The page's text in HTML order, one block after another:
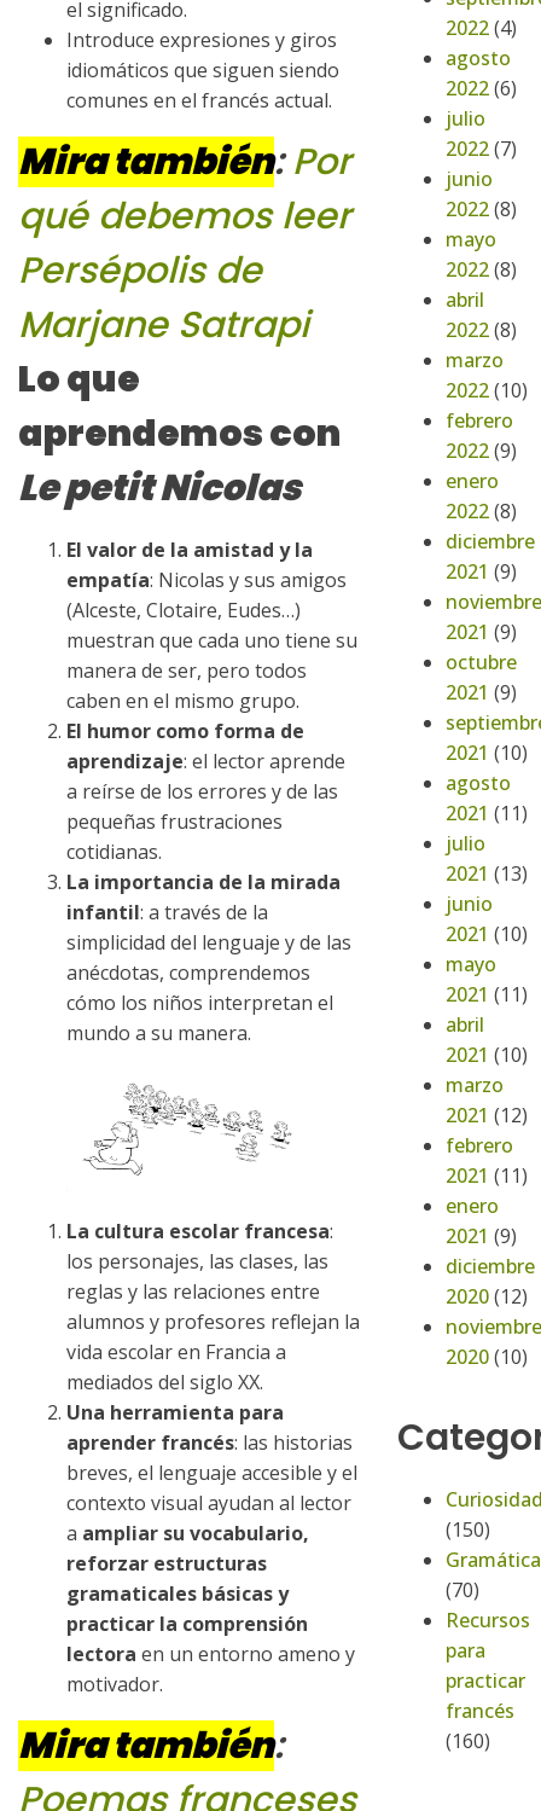
el significado.
Introduce expresiones y giros
idiomáticos que siguen siendo
comunes en el francés actual.
Mira también:Por
qué debemos leer
Persépolis de
Marjane Satrapi
Lo que
aprendemos con
Le petit Nicolas
El valor de la amistad y la
empatía: Nicolas y sus amigos
(Alceste, Clotaire, Eudes…)
muestran que cada uno tiene su
manera de ser, pero todos
caben en el mismo grupo.
El humor como forma de
aprendizaje: el lector aprende
a reírse de los errores y de las
pequeñas frustraciones
cotidianas.
La importancia de la mirada
infantil: a través de la
simplicidad del lenguaje y de las
anécdotas, comprendemos
cómo los niños interpretan el
mundo a su manera.
La cultura escolar francesa:
los personajes, las clases, las
reglas y las relaciones entre
alumnos y profesores reflejan la
vida escolar en Francia a
mediados del siglo XX.
Una herramienta para
aprender francés: las historias
breves, el lenguaje accesible y el
contexto visual ayudan al lector
a ampliar su vocabulario,
reforzar estructuras
gramaticales básicas y
practicar la comprensión
lectora en un entorno ameno y
motivador.
Mira también:
Poemas franceses
2022(4)
agosto
2022(6)
julio
2022(7)
junio
2022(8)
mayo
2022(8)
abril
2022(8)
marzo
2022(10)
febrero
2022(9)
enero
2022(8)
diciembre
2021 (9)
noviembre
2021 (9)
octubre
2021 (9)
2021 (10)
agosto
2021 (11)
julio
2021 (13)
junio
2021 (10)
mayo
2021 (11)
abril
2021 (10)
marzo
2021 (12)
febrero
2021 (11)
enero
2021 (9)
diciembre
2020(12)
noviembre
2020(10)
(150)
Gramática
(70)
Recursos
para
practicar
francés
(160)